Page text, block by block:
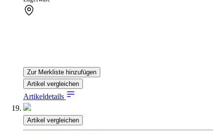
Zur Merkliste hinzufügen
Artikel vergleichen
Artikeldetails
Artikel vergleichen